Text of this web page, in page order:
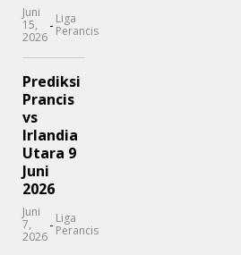
Juni
15,
2026
- Liga
Perancis
Prediksi
Prancis
vs
Irlandia
Utara 9
Juni
2026
Juni
7,
2026
- Liga
Perancis